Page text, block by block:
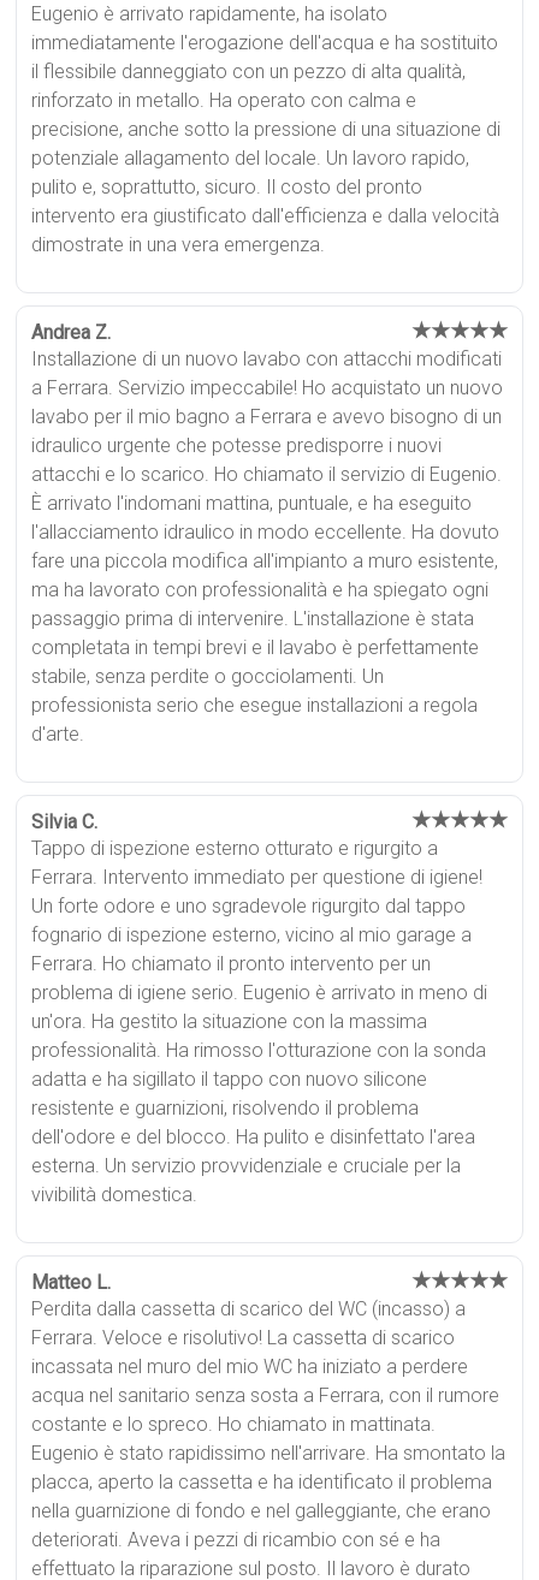
Eugenio è arrivato rapidamente, ha isolato
immediatamente l'erogazione dell'acqua e ha sostituito
il flessibile danneggiato con un pezzo di alta qualità,
rinforzato in metallo. Ha operato con calma e
precisione, anche sotto la pressione di una situazione di
potenziale allagamento del locale. Un lavoro rapido,
pulito e, soprattutto, sicuro. Il costo del pronto
intervento era giustificato dall'efficienza e dalla velocità
dimostrate in una vera emergenza.
Andrea Z. ★★★★★
Installazione di un nuovo lavabo con attacchi modificati
a Ferrara. Servizio impeccabile! Ho acquistato un nuovo
lavabo per il mio bagno a Ferrara e avevo bisogno di un
idraulico urgente che potesse predisporre i nuovi
attacchi e lo scarico. Ho chiamato il servizio di Eugenio.
È arrivato l'indomani mattina, puntuale, e ha eseguito
l'allacciamento idraulico in modo eccellente. Ha dovuto
fare una piccola modifica all'impianto a muro esistente,
ma ha lavorato con professionalità e ha spiegato ogni
passaggio prima di intervenire. L'installazione è stata
completata in tempi brevi e il lavabo è perfettamente
stabile, senza perdite o gocciolamenti. Un
professionista serio che esegue installazioni a regola
d'arte.
Silvia C. ★★★★★
Tappo di ispezione esterno otturato e rigurgito a
Ferrara. Intervento immediato per questione di igiene!
Un forte odore e uno sgradevole rigurgito dal tappo
fognario di ispezione esterno, vicino al mio garage a
Ferrara. Ho chiamato il pronto intervento per un
problema di igiene serio. Eugenio è arrivato in meno di
un'ora. Ha gestito la situazione con la massima
professionalità. Ha rimosso l'otturazione con la sonda
adatta e ha sigillato il tappo con nuovo silicone
resistente e guarnizioni, risolvendo il problema
dell'odore e del blocco. Ha pulito e disinfettato l'area
esterna. Un servizio provvidenziale e cruciale per la
vivibilità domestica.
Matteo L. ★★★★★
Perdita dalla cassetta di scarico del WC (incasso) a
Ferrara. Veloce e risolutivo! La cassetta di scarico
incassata nel muro del mio WC ha iniziato a perdere
acqua nel sanitario senza sosta a Ferrara, con il rumore
costante e lo spreco. Ho chiamato in mattinata.
Eugenio è stato rapidissimo nell'arrivare. Ha smontato la
placca, aperto la cassetta e ha identificato il problema
nella guarnizione di fondo e nel galleggiante, che erano
deteriorati. Aveva i pezzi di ricambio con sé e ha
effettuato la riparazione sul posto. Il lavoro è durato